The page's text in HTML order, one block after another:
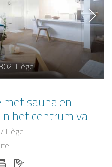
Liège
sauna en
het centrum van
Liège
(max.): 2
Aantal slaapkamers: 1
Aantal badkamers: 1